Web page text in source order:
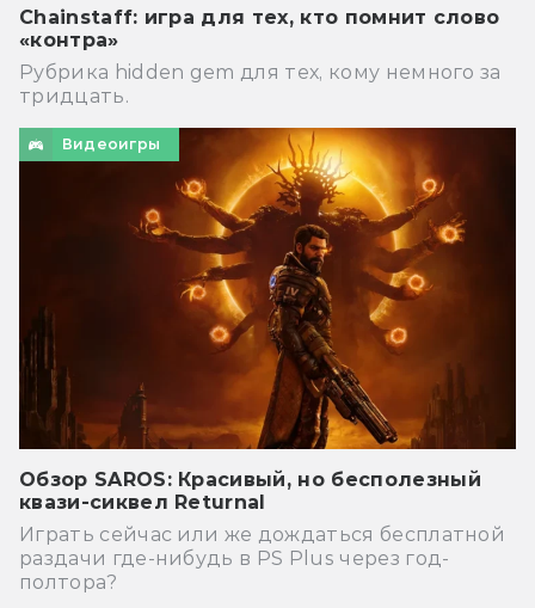
Chainstaff: игра для тех, кто помнит слово
«контра»
Рубрика hidden gem для тех, кому немного за
тридцать.
Видеоигры
Обзор SAROS: Красивый, но бесполезный
квази-сиквел Returnal
Играть сейчас или же дождаться бесплатной
раздачи где-нибудь в PS Plus через год-
полтора?